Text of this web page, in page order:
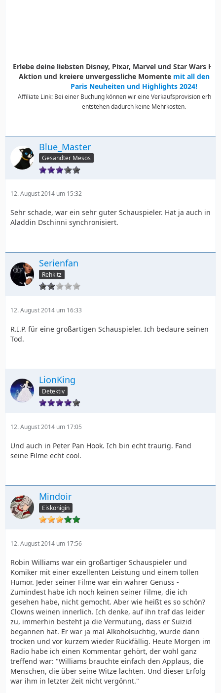
Erlebe deine liebsten Disney, Pixar, Marvel und Star Wars
Aktion und kreiere unvergessliche Momente mit all den
Paris Neuheiten und Highlights 2024!
Affiliate Link: Bei einer Buchung können wir eine Verkaufsprovision
entstehen dadurch keine Mehrkosten.
Blue_Master
Gesandter Mesos
12. August 2014 um 15:32
Sehr schade, war ein sehr guter Schauspieler. Hat ja auch in
Aladdin Dschinni synchronisiert.
Serienfan
Rehkitz
12. August 2014 um 16:33
R.I.P. für eine großartigen Schauspieler. Ich bedaure seinen
Tod.
LionKing
Detektiv
12. August 2014 um 17:05
Und auch in Peter Pan Hook. Ich bin echt traurig. Fand
seine Filme echt cool.
Mindoir
Eiskönigin
12. August 2014 um 17:56
Robin Williams war ein großartiger Schauspieler und
Komiker mit einer exzellenten Leistung und einem tollen
Humor. Jeder seiner Filme war ein wahrer Genuss -
Zumindest habe ich noch keinen seiner Filme, die ich
gesehen habe, nicht gemocht. Aber wie heißt es so schön?
Clowns weinen innerlich. Ich denke, auf ihn traf das leider
zu, immerhin besteht ja die Vermutung, dass er Suizid
begannen hat. Er war ja mal Alkoholsüchtig, wurde dann
trocken und vor kurzem wieder Rückfällig. Heute Morgen im
Radio habe ich einen Kommentar gehört, der wohl ganz
treffend war: "Williams brauchte einfach den Applaus, die
Menschen, die über seine Witze lachten. Und dieser Erfolg
war ihm in letzter Zeit nicht vergönnt."